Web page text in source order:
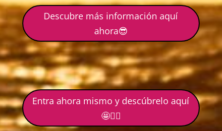
Descubre más información aquí
ahora😎
Entra ahora mismo y descúbrelo aquí
🤩🙋‍♀️